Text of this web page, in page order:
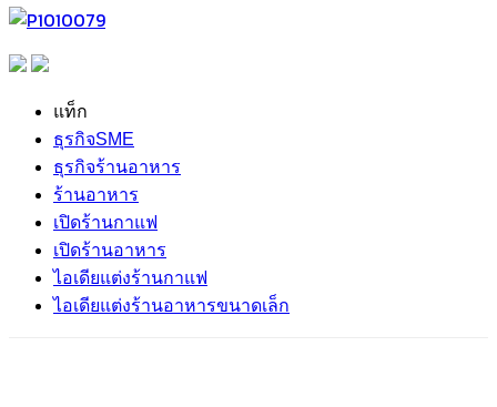
แท็ก
ธุรกิจSME
ธุรกิจร้านอาหาร
ร้านอาหาร
เปิดร้านกาแฟ
เปิดร้านอาหาร
ไอเดียแต่งร้านกาแฟ
ไอเดียแต่งร้านอาหารขนาดเล็ก